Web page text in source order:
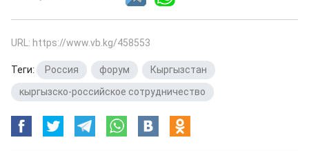
URL: https://www.vb.kg/458553
Теги: Россия форум Кыргызстан
кыргызско-российское сотрудничество